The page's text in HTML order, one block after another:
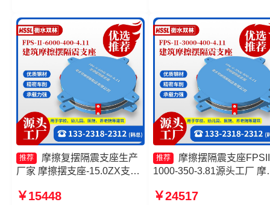
摆隔震支座FPSII-3000-
4.11
推荐
摩擦复摆隔震支座生产
厂家 摩擦摆支座-15.0ZX支座
支座厂家 建筑摩擦摆式减隔震
￥15448
推荐
摩擦摆隔震支座
1000-350-3.81源头工厂 摩
AS2A隔震支座厂家 摩擦摆
￥24517